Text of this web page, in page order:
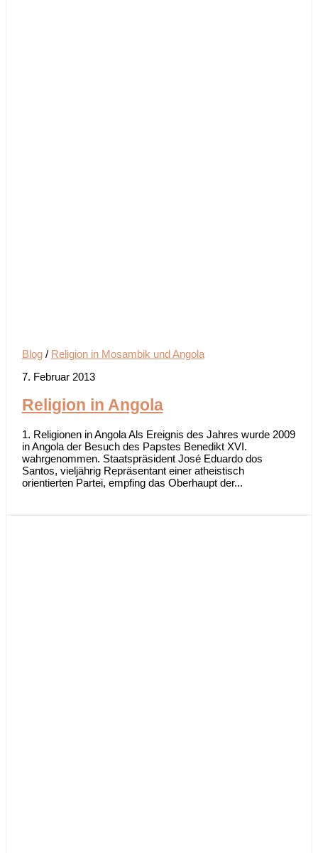
Blog/ Religion in Mosambik und Angola
7. Februar 2013
Religion in Angola
1. Religionen in Angola Als Ereignis des Jahres wurde 2009
in Angola der Besuch des Papstes Benedikt XVI.
wahrgenommen. Staatspräsident José Eduardo dos
Santos, vieljährig Repräsentant einer atheistisch
orientierten Partei, empfing das Oberhaupt der...